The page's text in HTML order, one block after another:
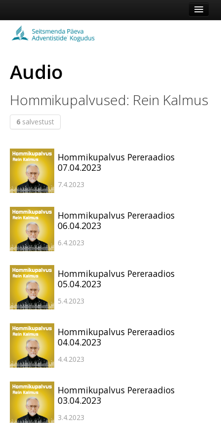
Koduleht
Audio
Hommikupalvused: Rein Kalmus
6 salvestust
Hommikupalvus Pereraadios
07.04.2023
7.4.2023
Hommikupalvus Pereraadios
06.04.2023
6.4.2023
Hommikupalvus Pereraadios
05.04.2023
5.4.2023
Hommikupalvus Pereraadios
04.04.2023
4.4.2023
Hommikupalvus Pereraadios
03.04.2023
3.4.2023